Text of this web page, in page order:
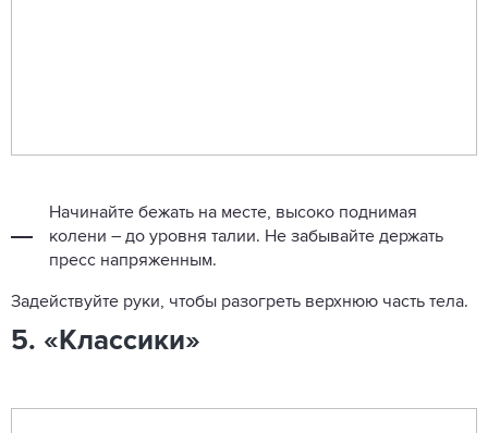
Начинайте бежать на месте, высоко поднимая
колени – до уровня талии. Не забывайте держать
пресс напряженным.
Задействуйте руки, чтобы разогреть верхнюю часть тела.
5. «Классики»